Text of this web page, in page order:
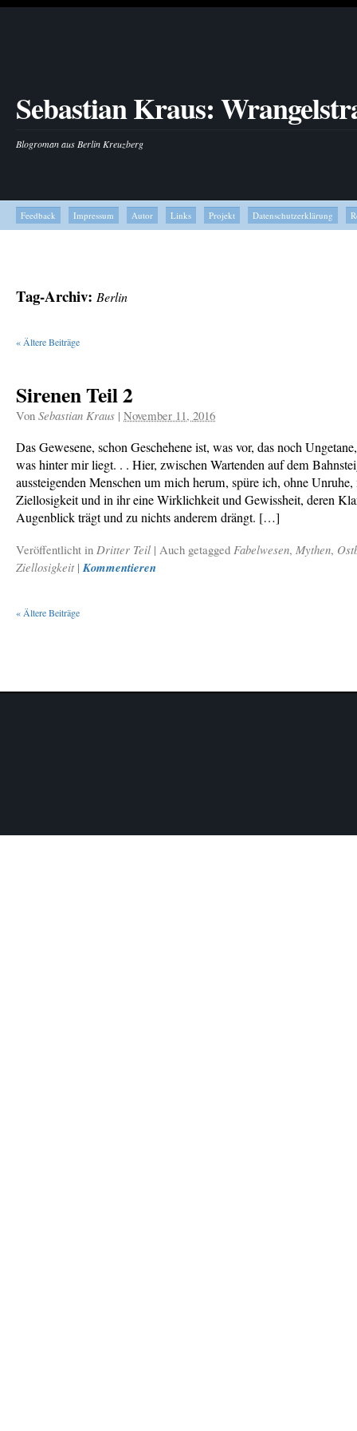
Sebastian Kraus:
Blogroman aus Berlin Kreuzberg
Feedback Impressum Autor Links Projekt Datenschutzerklärung
Tag-Archiv: Berlin
« Ältere Beiträge
Sirenen Teil 2
Von Sebastian Kraus | November 11, 2016
Das Gewesene, schon Geschehene ist, was vor, das noch
was hinter mir liegt. . . Hier, zwischen Wartenden auf dem
aussteigenden Menschen um mich herum, spüre ich, ohne Unruhe,
Ziellosigkeit und in ihr eine Wirklichkeit und Gewissheit, deren
Augenblick trägt und zu nichts anderem drängt. […]
Veröffentlicht in Dritter Teil | Auch getagged Fabelwesen, Mythen,
Ziellosigkeit | Kommentieren
« Ältere Beiträge